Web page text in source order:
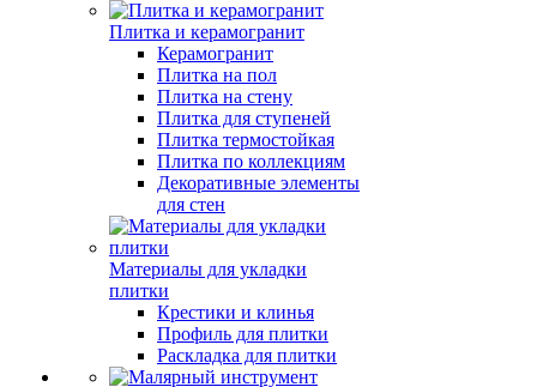
Плитка и керамогранит
Керамогранит
Плитка на пол
Плитка на стену
Плитка для ступеней
Плитка термостойкая
Плитка по коллекциям
Декоративные элементы
для стен
Материалы для укладки
плитки
Крестики и клинья
Профиль для плитки
Раскладка для плитки